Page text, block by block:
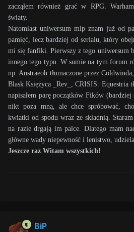
zacząłem również grać w RPG.
światy.
Natomiast uniwersum mlp znam już od
pamięć, lecz bardziej od serialu, który
mi się fanfiki. Pierwszy z tego uniwersum
innego tego typu. W sumie na tym forum
np. Austraeoh tłumaczone przez
Blask Księżyca _Rev_, CRISIS: Equestria
napisałem parę początków Fików
nikt poza mną, ale chce spróbować,
kwiatki od spodu wraz ze składnią.
na razie drgają im palce. Dlatego mam
główne wady niepewność i lenistwo,
Jeszcze raz Witam wszystkich!
BiP